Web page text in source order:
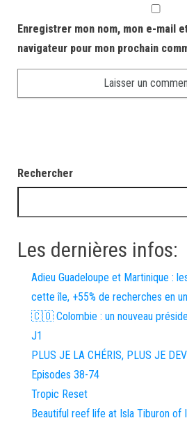
Enregistrer mon nom, mon e-mail
navigateur pour mon prochain
Rechercher
Les dernières infos:
Adieu Guadeloupe et Martinique :
cette île, +55% de recherches en
🇨🇴 Colombie : un nouveau
J1
PLUS JE LA CHÉRIS, PLUS JE
Episodes 38-74
Tropic Reset
Beautiful reef life at Isla Tiburon of